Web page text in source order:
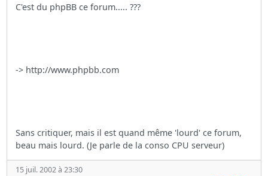
C'est du phpBB ce forum..... ???
-> http://www.phpbb.com
Sans critiquer, mais il est quand même 'lourd' ce forum,
beau mais lourd. (Je parle de la conso CPU serveur)
15 juil. 2002 à 23:30